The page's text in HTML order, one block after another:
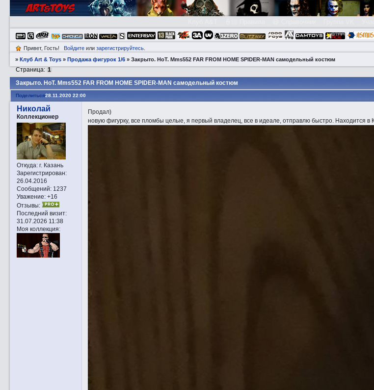
Привет, Гость! Войдитеили зарегистрируйтесь.
»Клуб Art & Toys »Продажа фигурок 1/6 »Закрытo. HоT. Mms552 FAR FROM HOME SPIDER-MAN самодельный костюм
Закрытo. HоT. Mms552 FAR FROM HOME SPIDER-MAN самодельный костюм
Страница: 1
Поделиться28.11.2020 22:00
Николай
Коллекционер
Откуда:г. Казань
Зарегистрирован:
26.04.2016
Сообщений:1237
Уважение: +16
Отзывы:
Последний визит:
31.07.2026 11:38
Моя коллекция:
Продал)
новую фигурку, все пломбы целые, я первый владелец, все в идеале, отправлю быстро. Находится